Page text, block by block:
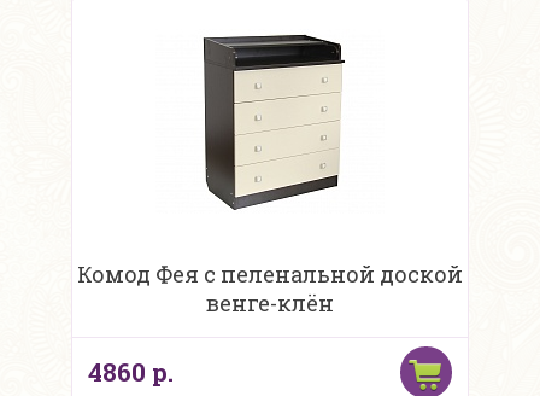
Комод Фея с пеленальной доской
венге-клён
4860 р.